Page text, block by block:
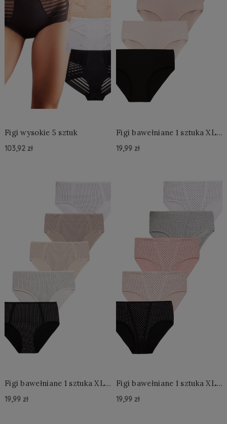
Figi wysokie 5 sztuk
103,92 zł
Figi bawełniane 1 sztuka XL-
19,99 zł
Figi bawełniane 1 sztuka XL-
19,99 zł
Figi bawełniane 1 sztuka XL-
19,99 zł